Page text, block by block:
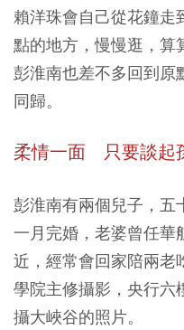
賴洋珠會自己從花鐘走
點的地方，慢慢逛，算
彭淮南也差不多回到原
同歸。
柔情一面 只要談起
彭淮南有兩個兒子，五
一月完婚，老婆曾任華
近，經常會回家陪兩老
學院主修攝影，央行六
攝大峽谷的照片。